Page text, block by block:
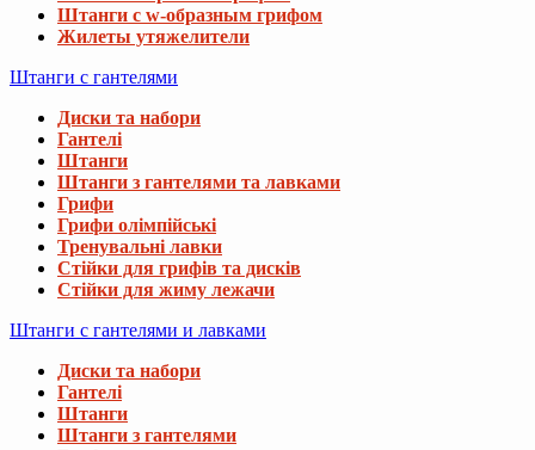
Штанги с w-образным грифом
Жилеты утяжелители
Штанги с гантелями
Диски та набори
Гантелі
Штанги
Штанги з гантелями та лавками
Грифи
Грифи олімпійські
Тренувальні лавки
Стійки для грифів та дисків
Стійки для жиму лежачи
Штанги с гантелями и лавками
Диски та набори
Гантелі
Штанги
Штанги з гантелями